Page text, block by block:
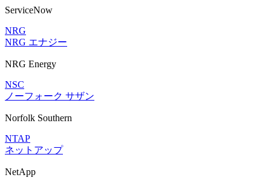
ServiceNow
NRG
NRG エナジー
NRG Energy
NSC
ノーフォーク サザン
Norfolk Southern
NTAP
ネットアップ
NetApp